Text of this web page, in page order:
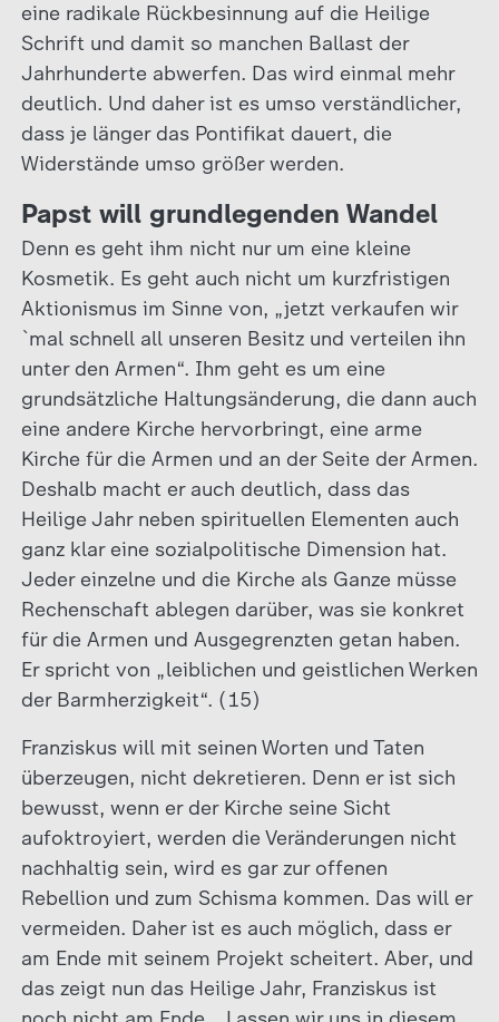
eine radikale Rückbesinnung auf die Heilige
Schrift und damit so manchen Ballast der
Jahrhunderte abwerfen. Das wird einmal mehr
deutlich. Und daher ist es umso verständlicher,
dass je länger das Pontifikat dauert, die
Widerstände umso größer werden.
Papst will grundlegenden Wandel
Denn es geht ihm nicht nur um eine kleine
Kosmetik. Es geht auch nicht um kurzfristigen
Aktionismus im Sinne von, „jetzt verkaufen wir
`mal schnell all unseren Besitz und verteilen ihn
unter den Armen“. Ihm geht es um eine
grundsätzliche Haltungsänderung, die dann auch
eine andere Kirche hervorbringt, eine arme
Kirche für die Armen und an der Seite der Armen.
Deshalb macht er auch deutlich, dass das
Heilige Jahr neben spirituellen Elementen auch
ganz klar eine sozialpolitische Dimension hat.
Jeder einzelne und die Kirche als Ganze müsse
Rechenschaft ablegen darüber, was sie konkret
für die Armen und Ausgegrenzten getan haben.
Er spricht von „leiblichen und geistlichen Werken
der Barmherzigkeit“. (15)
Franziskus will mit seinen Worten und Taten
überzeugen, nicht dekretieren. Denn er ist sich
bewusst, wenn er der Kirche seine Sicht
aufoktroyiert, werden die Veränderungen nicht
nachhaltig sein, wird es gar zur offenen
Rebellion und zum Schisma kommen. Das will er
vermeiden. Daher ist es auch möglich, dass er
am Ende mit seinem Projekt scheitert. Aber, und
das zeigt nun das Heilige Jahr, Franziskus ist